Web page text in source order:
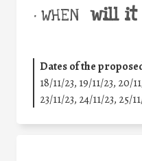
• WHEN will it
Dates of the
18/11/23, 19/11/23, 20/
23/11/23, 24/11/23, 25/